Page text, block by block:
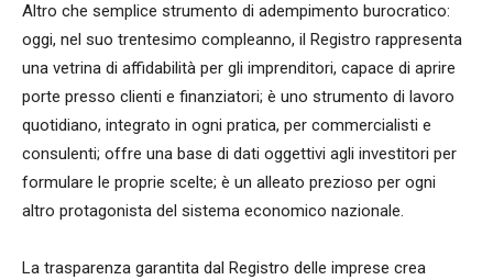
Altro che semplice strumento di adempimento burocratico:
oggi, nel suo trentesimo compleanno, il Registro rappresenta
una vetrina di affidabilità per gli imprenditori, capace di aprire
porte presso clienti e finanziatori; è uno strumento di lavoro
quotidiano, integrato in ogni pratica, per commercialisti e
consulenti; offre una base di dati oggettivi agli investitori per
formulare le proprie scelte; è un alleato prezioso per ogni
altro protagonista del sistema economico nazionale.
La trasparenza garantita dal Registro delle imprese crea